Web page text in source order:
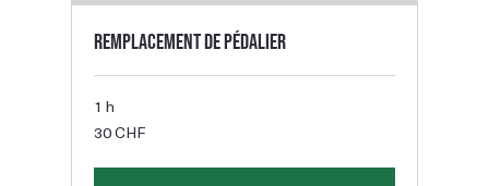
Remplacement de pédalier
1 h
francs
30 CHF